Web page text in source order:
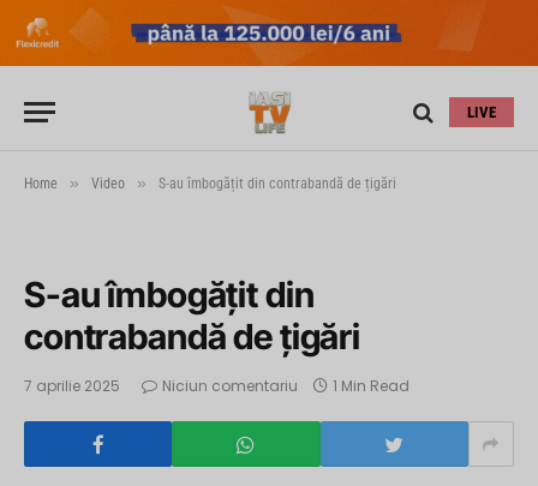
LIVE
Home » Video » S-au îmbogățit din contrabandă de țigări
S-au îmbogățit din
contrabandă de țigări
7 aprilie 2025 Niciun comentariu 1 Min Read